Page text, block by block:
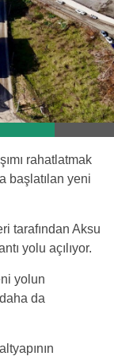
rahatlatmak
başlatılan yeni
tarafından Aksu
yolu açılıyor.
yolun
da